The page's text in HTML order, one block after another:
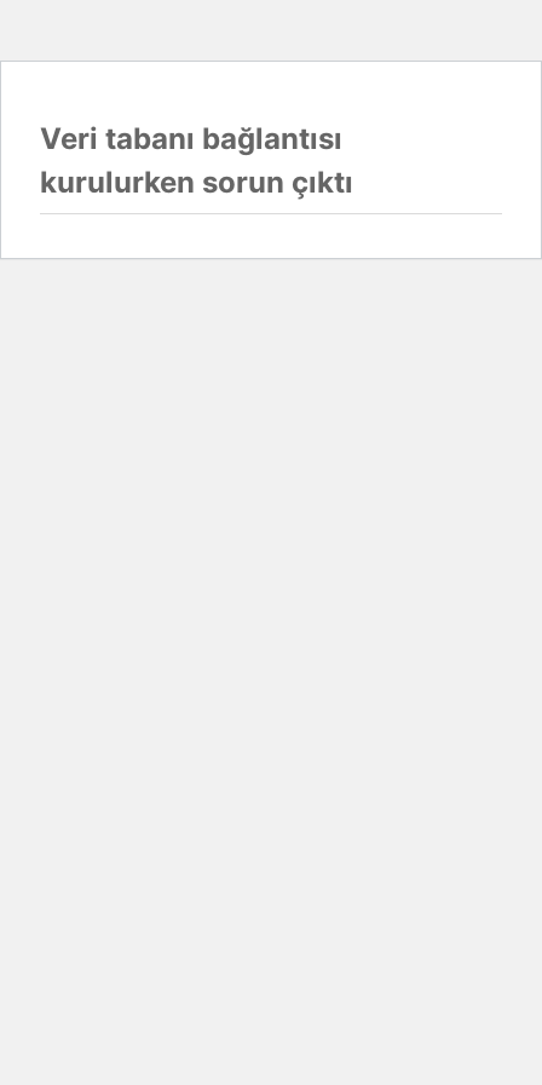
Veri tabanı bağlantısı
kurulurken sorun çıktı